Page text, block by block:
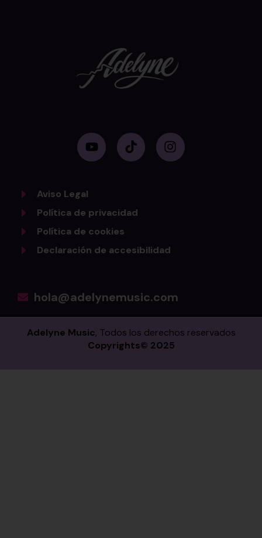
Aviso Legal
Política de privacidad
Política de cookies
Declaración de accesibilidad
hola@adelynemusic.com
Adelyne Music, Todos los derechos reservados
Copyrights© 2025